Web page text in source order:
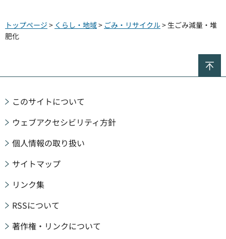
トップページ > くらし・地域> ごみ・リサイクル> 生ごみ減量・堆
肥化
このサイトについて
ウェブアクセシビリティ方針
個人情報の取り扱い
サイトマップ
リンク集
RSSについて
著作権・リンクについて